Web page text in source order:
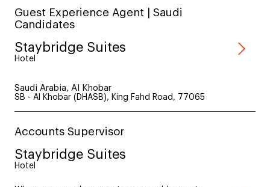
Guest Experience Agent | Saudi
Candidates
Staybridge Suites
Hotel
Saudi Arabia, Al Khobar
SB - Al Khobar (DHASB), King Fahd Road, 77065
Accounts Supervisor
Staybridge Suites
Hotel